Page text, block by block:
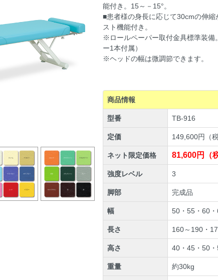
能付き。15～－15°。
■患者様の身長に応じて30cmの伸縮
スト機能付き。
※ロールペーパー取付金具標準装備
ー1本付属）
※ヘッドの幅は微調節できます。
商品情報
型番 TB-916
定価 149,600円（税
ネット限定価格 81,600円（
強度レベル 3
脚部 完成品
幅 50・55・60
長さ 160～190・
高さ 40・45・50
重量 約30kg